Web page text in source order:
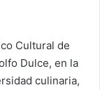
Cultural de
Dulce, en la
culinaria,